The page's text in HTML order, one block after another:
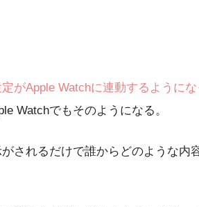
がApple Watchに連動するようにな
Watchでもそのようになる。
されるだけで誰からどのような